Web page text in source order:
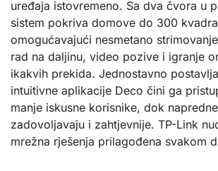
uređaja istovremeno. Sa dva čvora u
sistem pokriva domove do 300
omogućavajući nesmetano
rad na daljinu, video pozive i igranje
ikakvih prekida. Jednostavno
intuitivne aplikacije Deco čini ga
manje iskusne korisnike, dok
zadovoljavaju i zahtjevnije. TP-Link
mrežna rješenja prilagođena svakom